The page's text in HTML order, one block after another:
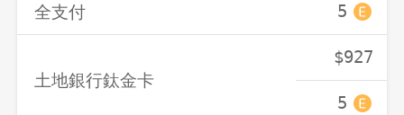
全支付 5
土地銀行鈦金卡
$927
5